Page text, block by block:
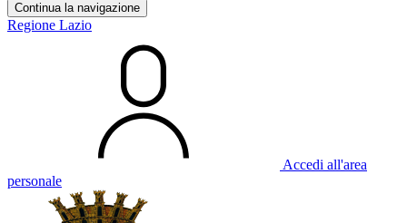
Continua la navigazione
Regione Lazio
Accedi all'area
personale